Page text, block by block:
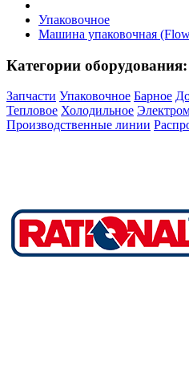
Упаковочное
Машина упаковочная
Категории оборудования:
Запчасти Упаковочное Барное
Тепловое Холодильное
Производственные линии